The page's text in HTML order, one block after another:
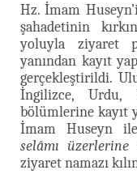
Hz. İmam
şahadetinin
yoluyla ziyaret
yanından kayıt
gerçekleştirildi.
İngilizce, Urdu,
bölümlerine kayıt
İmam Huseyn ile
selâmı üzerlerine
ziyaret namazı